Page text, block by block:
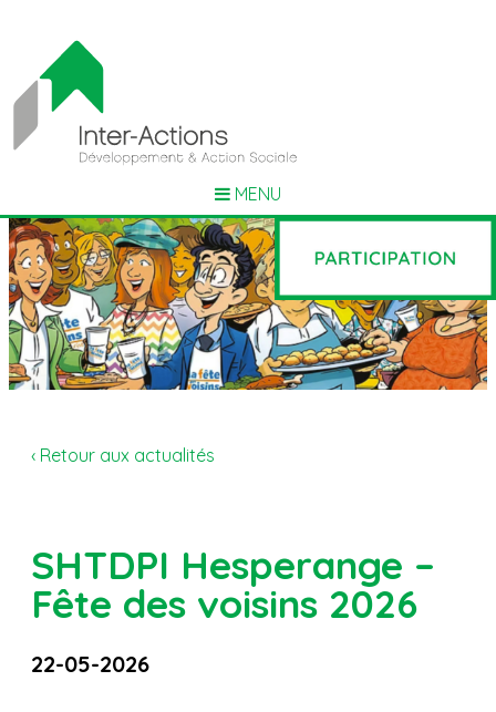
MENU
‹ Retour aux actualités
SHTDPI Hesperange –
Fête des voisins 2026
22-05-2026